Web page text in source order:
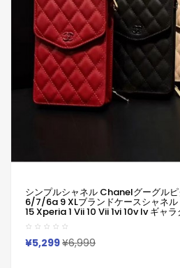
シンプルシャネル Chanelグーグル
6/7/6a 9 XLブランドケースシャネ
15 Xperia 1 Vii 10 Vii 1vi 10v Iv ギャ
Google Pixel 6 7 8a 9 Pro 10ケース
兼用人気 Iphone/Galaxy/Xperia/
応
¥5,299¥6,999